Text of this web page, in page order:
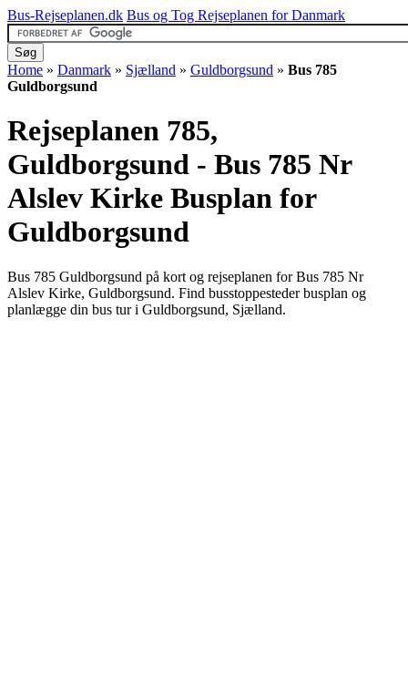
Bus-Rejseplanen.dk Bus og Tog Rejseplanen for Danmark
Home » Danmark » Sjælland » Guldborgsund » Bus 785
Guldborgsund
Rejseplanen 785,
Guldborgsund - Bus 785 Nr
Alslev Kirke Busplan for
Guldborgsund
Bus 785 Guldborgsund på kort og rejseplanen for Bus 785 Nr
Alslev Kirke, Guldborgsund. Find busstoppesteder busplan og
planlægge din bus tur i Guldborgsund, Sjælland.